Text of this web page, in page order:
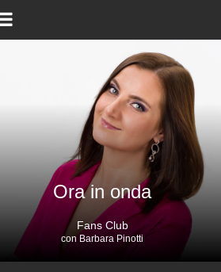
Ora in onda
Fans Club
con Barbara Pinotti